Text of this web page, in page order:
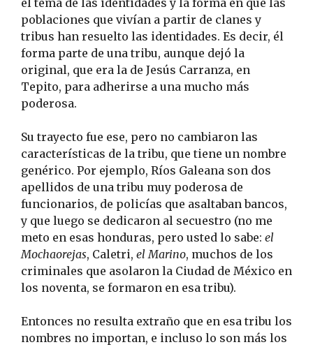
el tema de las identidades y la forma en que las
poblaciones que vivían a partir de clanes y
tribus han resuelto las identidades. Es decir, él
forma parte de una tribu, aunque dejó la
original, que era la de Jesús Carranza, en
Tepito, para adherirse a una mucho más
poderosa.
Su trayecto fue ese, pero no cambiaron las
características de la tribu, que tiene un nombre
genérico. Por ejemplo, Ríos Galeana son dos
apellidos de una tribu muy poderosa de
funcionarios, de policías que asaltaban bancos,
y que luego se dedicaron al secuestro (no me
meto en esas honduras, pero usted lo sabe: el
Mochaorejas, Caletri, el Marino, muchos de los
criminales que asolaron la Ciudad de México en
los noventa, se formaron en esa tribu).
Entonces no resulta extraño que en esa tribu los
nombres no importan, e incluso lo son más los